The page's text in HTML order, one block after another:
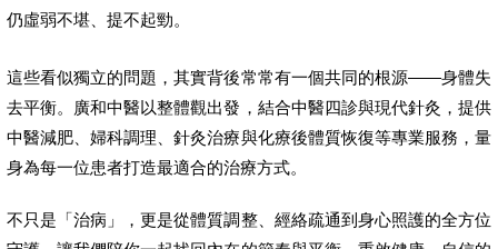
仍虛弱不堪、提不起勁。
這些看似獨立的問題，其實背後常常有一個共同的根源——身體失
去平衡。廣和中醫以整體觀出發，結合中醫四診與現代針灸，提供
中醫減肥、婦科調理、針灸治療與化療後體質恢復等專業服務，量
身為每一位患者打造最適合的治療方式。
不只是「治病」，更是從體質調整、經絡疏通到身心照護的全方位